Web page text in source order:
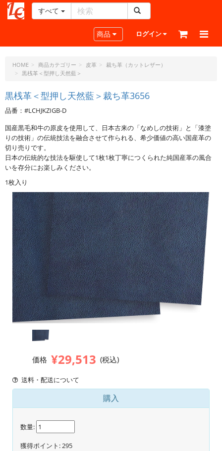
ー
ラ
フ
ド
ッ
ト・
ジ
ェ
ー
ピ
ー
すべて
Toggle navigation
商品 ログイン
HOME 商品カテゴリー 皮革
裁ち革（カットレザー）
黒桟革＜型押し天然藍＞
黒桟革＜型押し天然藍＞裁ち革3656
品番：#LCHJKZIGB-D
国産黒毛和牛の原皮を使用して、日本古来の「なめしの技術」と「漆塗
りの技術」の伝統技法を融合させて作られる、希少価値の高い国産革の
切り売りです。
日本の伝統的な技法を駆使して1枚1枚丁寧につくられた純国産革の風合
いを存分にお楽しみください。
1枚入り
価格 ¥29,513 (税込)
送料・配送について
購入
数量:
獲得ポイント:295